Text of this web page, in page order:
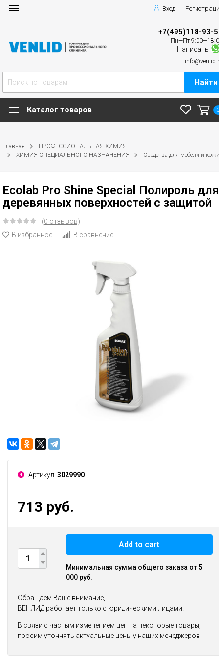
Вход
+7(495)118-93-
Пн—Пт
Написать
Найти
Каталог товаров
Главная
ПРОФЕССИОНАЛЬНАЯ ХИМИЯ
ХИМИЯ СПЕЦИАЛЬНОГО НАЗНАЧЕНИЯ
Средства для мебели и кожи
Ecolab Pro Shine Special Полироль для
деревянных поверхностей с защитой
(0 отзывов)
В избранное
В сравнение
Артикул: 3029990
713 руб.
Add to cart
Минимальная сумма общего заказа от 5
000 руб.
Обращаем Ваше внимание,
ВЕНЛИД работает только с юридическими лицами!
В связи с частым изменением цен на некоторые товары,
просим уточнять актуальные цены у наших менеджеров